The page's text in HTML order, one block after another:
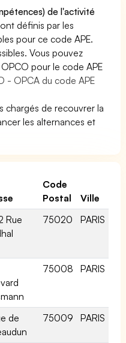
de l'activité
définis par les
pour ce code APE.
Vous pouvez
pour le code APE
- OPCA du code APE
chargés de recouvrer la
les alternances et
Code
Postal
Ville
Rue
75020 PARIS
75008 PARIS
de
75009 PARIS